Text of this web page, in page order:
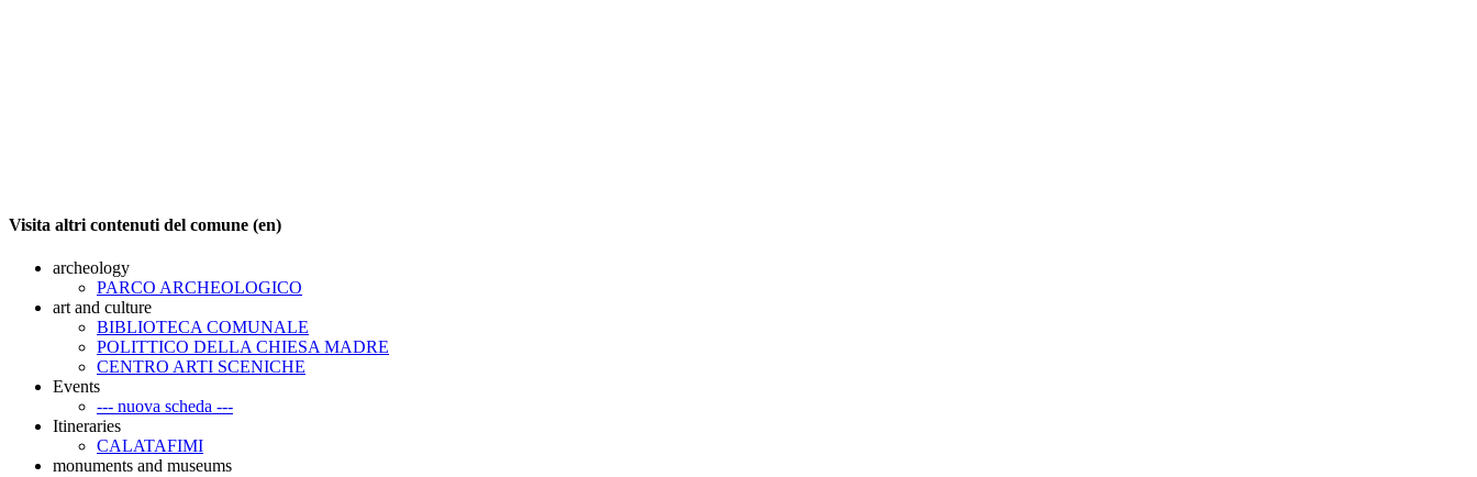
Visita altri contenuti del comune (en)
archeology
PARCO ARCHEOLOGICO
art and culture
BIBLIOTECA COMUNALE
POLITTICO DELLA CHIESA MADRE
CENTRO ARTI SCENICHE
Events
--- nuova scheda ---
Itineraries
CALATAFIMI
monuments and museums